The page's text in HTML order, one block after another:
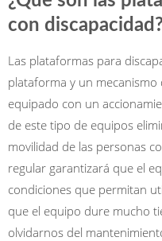
con discapacidad?
Las plataformas para
plataforma y un
equipado con un
de este tipo de equipos
movilidad de las personas
regular garantizará que el
condiciones que permitan
que el equipo dure mucho
olvidarnos del